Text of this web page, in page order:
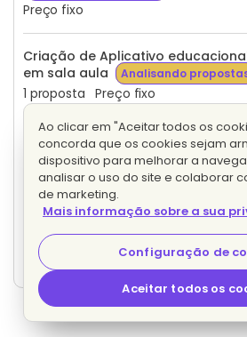
Preço fixo
Criação de Aplicativo
em sala aula
Analisando
1 proposta Preço fixo
Diagramação completa de
Analisando propostas
9 propostas Preço fixo
Aplicativo para perguntas
de grupos.
1 proposta Preço fixo
Ao clicar em "Aceitar todos os
concorda que os cookies sejam
dispositivo para melhorar a
analisar o uso do site e colaborar
de marketing.
Mais informação sobre a sua
Configuração de
Aceitar todos os